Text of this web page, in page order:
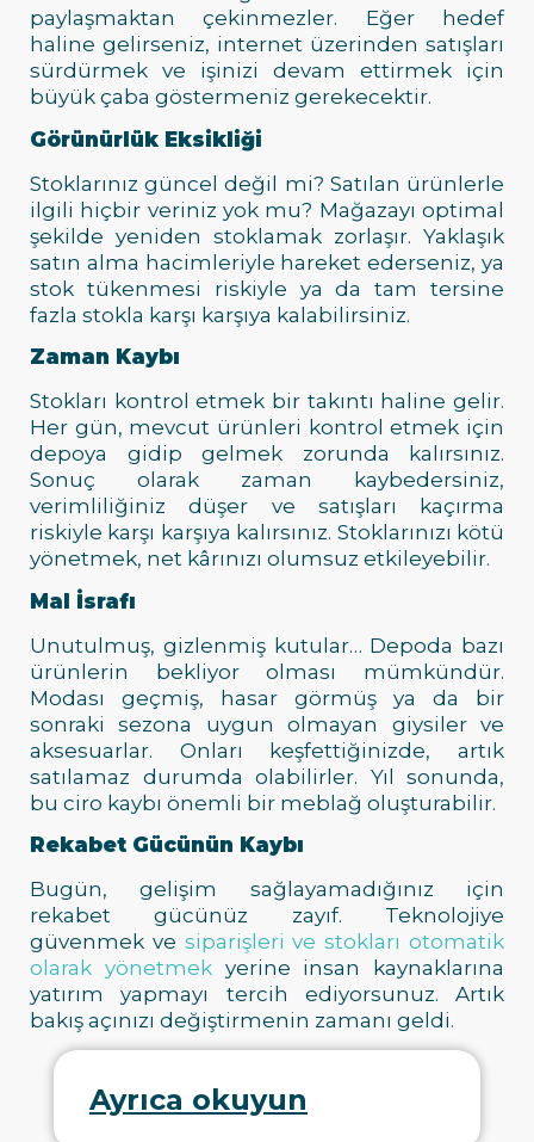
paylaşmaktan çekinmezler. Eğer hedef
haline gelirseniz, internet üzerinden satışları
sürdürmek ve işinizi devam ettirmek için
büyük çaba göstermeniz gerekecektir.
Görünürlük Eksikliği
Stoklarınız güncel değil mi? Satılan ürünlerle
ilgili hiçbir veriniz yok mu? Mağazayı optimal
şekilde yeniden stoklamak zorlaşır. Yaklaşık
satın alma hacimleriyle hareket ederseniz, ya
stok tükenmesi riskiyle ya da tam tersine
fazla stokla karşı karşıya kalabilirsiniz.
Zaman Kaybı
Stokları kontrol etmek bir takıntı haline gelir.
Her gün, mevcut ürünleri kontrol etmek için
depoya gidip gelmek zorunda kalırsınız.
Sonuç olarak zaman kaybedersiniz,
verimliliğiniz düşer ve satışları kaçırma
riskiyle karşı karşıya kalırsınız. Stoklarınızı kötü
yönetmek, net kârınızı olumsuz etkileyebilir.
Mal İsrafı
Unutulmuş, gizlenmiş kutular… Depoda bazı
ürünlerin bekliyor olması mümkündür.
Modası geçmiş, hasar görmüş ya da bir
sonraki sezona uygun olmayan giysiler ve
aksesuarlar. Onları keşfettiğinizde, artık
satılamaz durumda olabilirler. Yıl sonunda,
bu ciro kaybı önemli bir meblağ oluşturabilir.
Rekabet Gücünün Kaybı
Bugün, gelişim sağlayamadığınız için
rekabet gücünüz zayıf. Teknolojiye
güvenmek ve siparişleri ve stokları otomatik
olarak yönetmekyerine insan kaynaklarına
yatırım yapmayı tercih ediyorsunuz. Artık
bakış açınızı değiştirmenin zamanı geldi.
Ayrıca okuyun